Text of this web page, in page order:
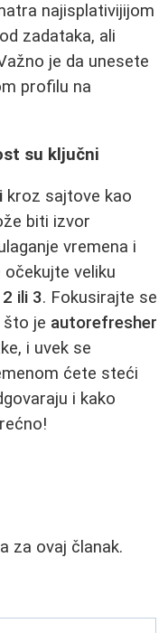
najisplativijijom
zadataka, ali
je da unesete
profilu na
su ključni
kroz sajtove kao
biti izvor
vremena i
veliku
ili 3. Fokusirajte se
je autorefresher
i uvek se
ćete steći
i kako
za ovaj članak.